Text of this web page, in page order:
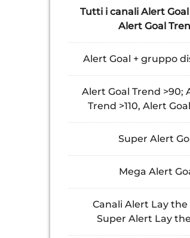
Tutti i canali Alert Goal
Alert Goal
Alert Goal + gruppo
Alert Goal Trend >90;
Trend >110, Alert
Super Alert
Mega Alert
Canali Alert Lay the
Super Alert Lay